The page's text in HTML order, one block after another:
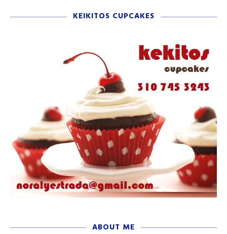
KEIKITOS CUPCAKES
ABOUT ME